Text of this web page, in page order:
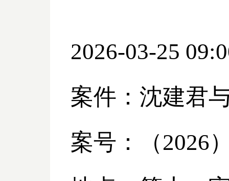
2026-03-25
案件：沈建君
案号：（2026